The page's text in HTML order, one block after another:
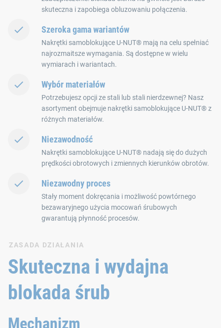
skuteczna i zapobiega obluzowaniu połączenia.
Szeroka gama wariantów
Nakrętki samoblokujące U-NUT® mają na celu spełniać
najrozmaitsze wymagania. Są dostępne w wielu
wymiarach i wariantach.
Wybór materiałów
Potrzebujesz opcji ze stali lub stali nierdzewnej? Nasz
asortyment obejmuje nakrętki samoblokujące U-NUT® z
różnych materiałów.
Niezawodność
Nakrętki samoblokujące U-NUT® nadają się do dużych
prędkości obrotowych i zmiennych kierunków obrotów.
Niezawodny proces
Stały moment dokręcania i możliwość powtórnego
bezawaryjnego użycia mocowań śrubowych
gwarantują płynność procesów.
ZASADA DZIAŁANIA
Skuteczna i wydajna
blokada śrub
Mechanizm